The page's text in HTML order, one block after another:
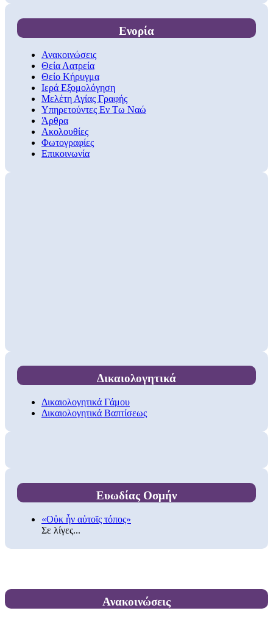
Ενορία
Ανακοινώσεις
Θεία Λατρεία
Θείο Κήρυγμα
Ιερά Εξομολόγηση
Μελέτη Αγίας Γραφής
Υπηρετούντες Εν Τω Ναώ
Άρθρα
Ακολουθίες
Φωτογραφίες
Επικοινωνία
Δικαιολογητικά
Δικαιολογητικά Γάμου
Δικαιολογητικά Βαπτίσεως
Ευωδίας Οσμήν
«Οὐκ ἦν αὐτοῖς τόπος»
Σε λίγες...
Ανακοινώσεις